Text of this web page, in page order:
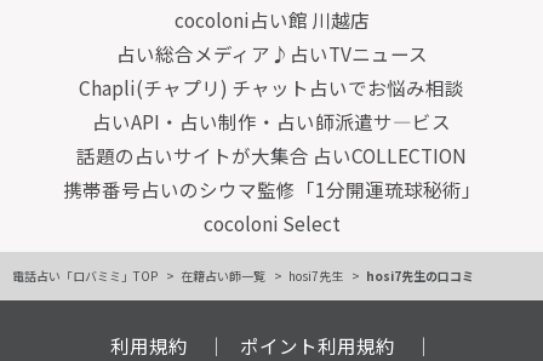
cocoloni占い館 川越店
占い総合メディア♪占いTVニュース
Chapli(チャプリ) チャット占いでお悩み相談
占いAPI・占い制作・占い師派遣サ―ビス
話題の占いサイトが大集合 占いCOLLECTION
携帯番号占いのシウマ監修「1分開運琉球秘術」
cocoloni Select
電話占い「ロバミミ」TOP 在籍占い師一覧 hosi7先生 hosi7先生の口コミ
利用規約 ポイント利用規約